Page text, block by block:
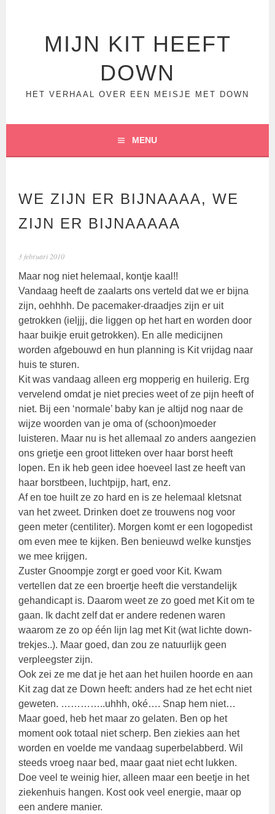
MIJN KIT HEEFT
DOWN
HET VERHAAL OVER EEN MEISJE MET DOWN
MENU
WE ZIJN ER BIJNAAAA, WE
ZIJN ER BIJNAAAAA
3 februari 2010
Maar nog niet helemaal, kontje kaal!!
Vandaag heeft de zaalarts ons verteld dat we er bijna
zijn, oehhhh. De pacemaker-draadjes zijn er uit
getrokken (ieljjj, die liggen op het hart en worden door
haar buikje eruit getrokken). En alle medicijnen
worden afgebouwd en hun planning is Kit vrijdag naar
huis te sturen.
Kit was vandaag alleen erg mopperig en huilerig. Erg
vervelend omdat je niet precies weet of ze pijn heeft of
niet. Bij een ‘normale’ baby kan je altijd nog naar de
wijze woorden van je oma of (schoon)moeder
luisteren. Maar nu is het allemaal zo anders aangezien
ons grietje een groot litteken over haar borst heeft
lopen. En ik heb geen idee hoeveel last ze heeft van
haar borstbeen, luchtpijp, hart, enz.
Af en toe huilt ze zo hard en is ze helemaal kletsnat
van het zweet. Drinken doet ze trouwens nog voor
geen meter (centiliter). Morgen komt er een logopedist
om even mee te kijken. Ben benieuwd welke kunstjes
we mee krijgen.
Zuster Gnoompje zorgt er goed voor Kit. Kwam
vertellen dat ze een broertje heeft die verstandelijk
gehandicapt is. Daarom weet ze zo goed met Kit om te
gaan. Ik dacht zelf dat er andere redenen waren
waarom ze zo op één lijn lag met Kit (wat lichte down-
trekjes..). Maar goed, dan zou ze natuurlijk geen
verpleegster zijn.
Ook zei ze me dat je het aan het huilen hoorde en aan
Kit zag dat ze Down heeft: anders had ze het echt niet
geweten. …………..uhhh, oké…. Snap hem niet…
Maar goed, heb het maar zo gelaten. Ben op het
moment ook totaal niet scherp. Ben ziekies aan het
worden en voelde me vandaag superbelabberd. Wil
steeds vroeg naar bed, maar gaat niet echt lukken.
Doe veel te weinig hier, alleen maar een beetje in het
ziekenhuis hangen. Kost ook veel energie, maar op
een andere manier.